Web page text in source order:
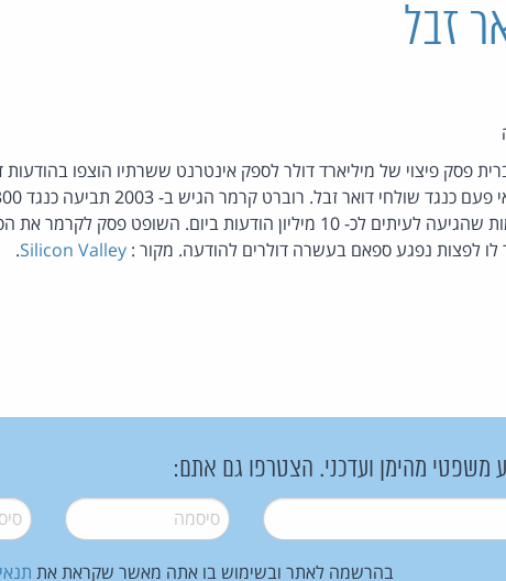
זבל
פסק פיצוי של מיליארד דולר לספק אינטרנט ששרתיו הוצפו בהודעות
דואר זבל ללקוחותיו בכמות שהגיעה לעיתים לכ- 10 מיליון הודעות ביום.
לפצות נפגע ספאם בעשרה דולרים להודעה. מקור : Silicon Valley
.
משפטי מהימן ועדכני. הצטרפו גם אתם:
סיסמה*
בהרשמה לאתר ובשימוש בו אתה מאשר שקראת את